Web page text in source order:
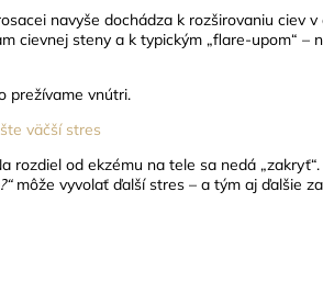
navyše dochádza k rozširovaniu ciev
cievnej steny a k typickým „flare-upom“ –
prežívame vnútri.
väčší stres
rozdiel od ekzému na tele sa nedá
môže vyvolať ďalší stres – a tým aj ďalšie